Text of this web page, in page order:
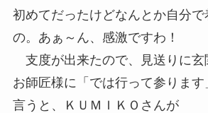
初めてだったけどなんとか自分で
の。あぁ～ん、感激ですわ！
支度が出来たので、見送りに玄
お師匠様に「では行って参ります
言うと、ＫＵＭＩＫＯさんが